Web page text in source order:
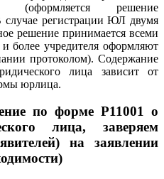
(оформляется решение
случае регистрации ЮЛ двумя
решение принимается всеми
более учредителя оформляют
протоколом). Содержание
лица зависит от
юрлица.
по форме Р11001 о
лица, заверяем
на заявлении